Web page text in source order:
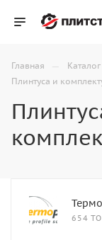
Главная — Каталог
Плинтуса и
654